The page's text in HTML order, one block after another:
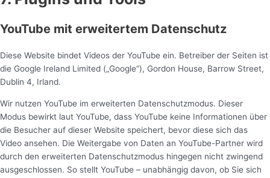
YouTube mit erweitertem Datenschutz
Diese Website bindet Videos der YouTube ein. Betreiber der Seiten ist
die Google Ireland Limited („Google“), Gordon House, Barrow Street,
Dublin 4, Irland.
Wir nutzen YouTube im erweiterten Datenschutzmodus. Dieser
Modus bewirkt laut YouTube, dass YouTube keine Informationen über
die Besucher auf dieser Website speichert, bevor diese sich das
Video ansehen. Die Weitergabe von Daten an YouTube-Partner wird
durch den erweiterten Datenschutzmodus hingegen nicht zwingend
ausgeschlossen. So stellt YouTube – unabhängig davon, ob Sie sich